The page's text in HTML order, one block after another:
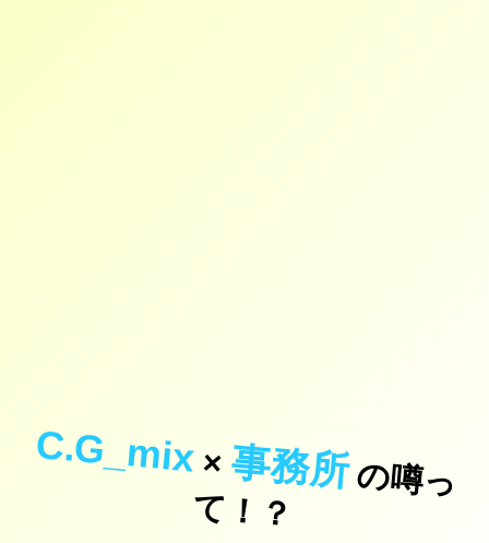
C.G_mix×事務所の
噂
っ
て
！
？